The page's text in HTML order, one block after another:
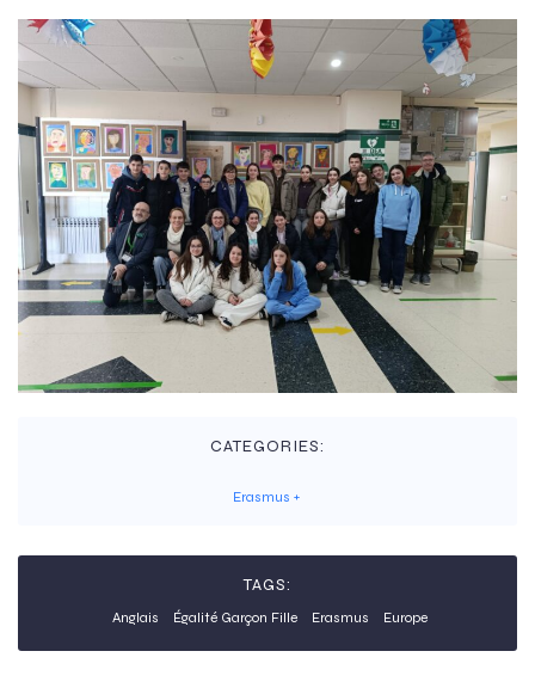
CATEGORIES:
Erasmus +
TAGS:
Anglais Égalité Garçon Fille Erasmus Europe